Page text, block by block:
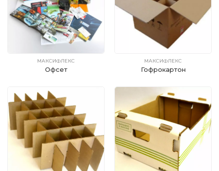
МАКСИФЛЕКС
Офсет
МАКСИФЛЕКС
Гофрокартон